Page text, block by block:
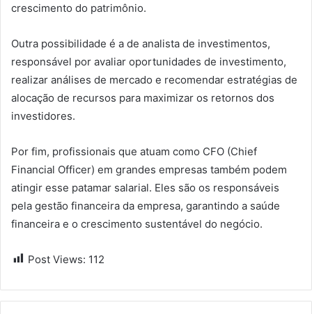
crescimento do patrimônio.
Outra possibilidade é a de analista de investimentos,
responsável por avaliar oportunidades de investimento,
realizar análises de mercado e recomendar estratégias de
alocação de recursos para maximizar os retornos dos
investidores.
Por fim, profissionais que atuam como CFO (Chief
Financial Officer) em grandes empresas também podem
atingir esse patamar salarial. Eles são os responsáveis
pela gestão financeira da empresa, garantindo a saúde
financeira e o crescimento sustentável do negócio.
Post Views: 112